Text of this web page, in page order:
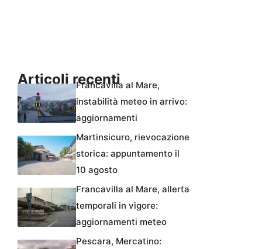
Articoli recenti
Francavilla al Mare,
instabilità meteo in arrivo:
aggiornamenti
Martinsicuro, rievocazione
storica: appuntamento il
10 agosto
Francavilla al Mare, allerta
temporali in vigore:
aggiornamenti meteo
Pescara, Mercatino: